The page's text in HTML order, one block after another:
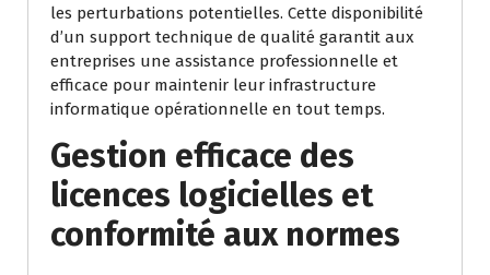
les perturbations potentielles. Cette disponibilité
d’un support technique de qualité garantit aux
entreprises une assistance professionnelle et
efficace pour maintenir leur infrastructure
informatique opérationnelle en tout temps.
Gestion efficace des
licences logicielles et
conformité aux normes